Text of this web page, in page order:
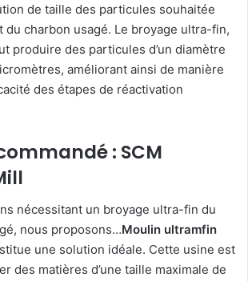
de taille des particules souhaitée
du charbon usagé. Le broyage ultra-fin,
produire des particules d’un diamètre
améliorant ainsi de manière
des étapes de réactivation
: SCM
nécessitant un broyage ultra-fin du
nous proposons…Moulin ultramfin
une solution idéale. Cette usine est
des matières d’une taille maximale de